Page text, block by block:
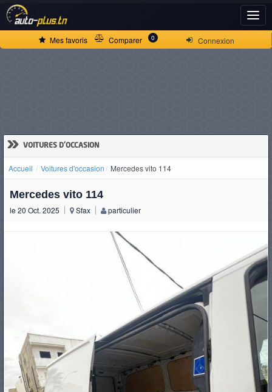
Connexion
Mes favoris Comparer 0
» VOITURES D'OCCASION
Accueil Voitures d'occasion Mercedes vito 114
Mercedes vito 114
le 20 Oct. 2025 Sfax particulier
ACCUEIL
D'OCCASION